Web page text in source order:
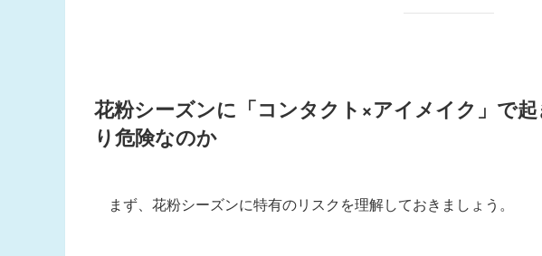
花粉シーズンに「コンタクト×アイメイク」で
り危険なのか
まず、花粉シーズンに特有のリスクを理解しておきましょう。